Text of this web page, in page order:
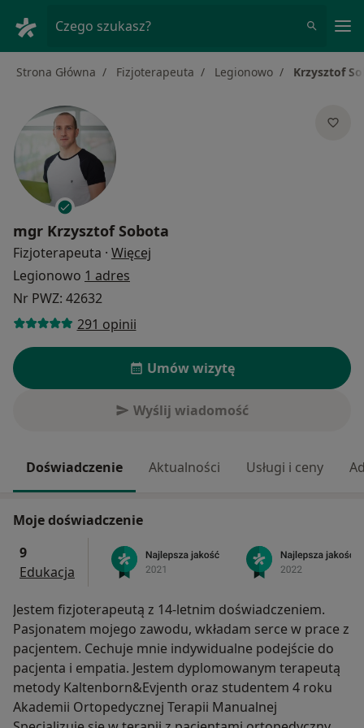
Czego szukasz?
Strona Główna Fizjoterapeuta Legionowo Krzysztof
mgr Krzysztof Sobota
Fizjoterapeuta · Więcej
Legionowo 1 adres
Nr PWZ: 42632
291 opinii
Umów wizytę
Wyślij wiadomość
Doświadczenie Aktualności Usługi i ceny
Moje doświadczenie
9
Edukacja
Jestem fizjoterapeutą z 14-letnim doświadczeniem.
Pasjonatem mojego zawodu, wkładam serce w prace z
pacjentem. Cechuje mnie indywidualne podejście do
pacjenta i empatia. Jestem dyplomowanym terapeutą
metody Kaltenborn&Evjenth oraz studentem 4 roku
Akademii Ortopedycznej Terapii Manualnej